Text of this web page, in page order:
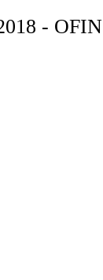
- OFIN